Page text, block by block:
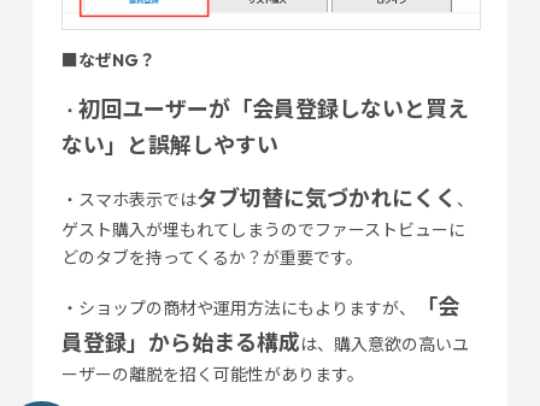
■なぜNG？
・ 初回ユーザーが「会員登録しないと買え
ない」と誤解しやすい
・スマホ表示ではタブ切替に気づかれにくく 、
ゲスト購入が埋もれてしまうのでファーストビューに
どのタブを持ってくるか？が重要です。
・ショップの商材や運用方法にもよりますが、
「会
員登録」から始まる構成は、購入意欲の高いユ
ーザーの離脱を招く可能性があります。